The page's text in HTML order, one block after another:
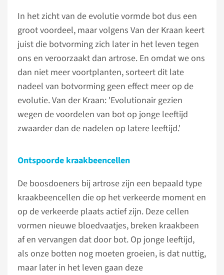
In het zicht van de evolutie vormde bot dus een
groot voordeel, maar volgens Van der Kraan keert
juist die botvorming zich later in het leven tegen
ons en veroorzaakt dan artrose. En omdat we ons
dan niet meer voortplanten, sorteert dit late
nadeel van botvorming geen effect meer op de
evolutie. Van der Kraan: 'Evolutionair gezien
wegen de voordelen van bot op jonge leeftijd
zwaarder dan de nadelen op latere leeftijd.'
Ontspoorde kraakbeencellen
De boosdoeners bij artrose zijn een bepaald type
kraakbeencellen die op het verkeerde moment en
op de verkeerde plaats actief zijn. Deze cellen
vormen nieuwe bloedvaatjes, breken kraakbeen
af en vervangen dat door bot. Op jonge leeftijd,
als onze botten nog moeten groeien, is dat nuttig,
maar later in het leven gaan deze